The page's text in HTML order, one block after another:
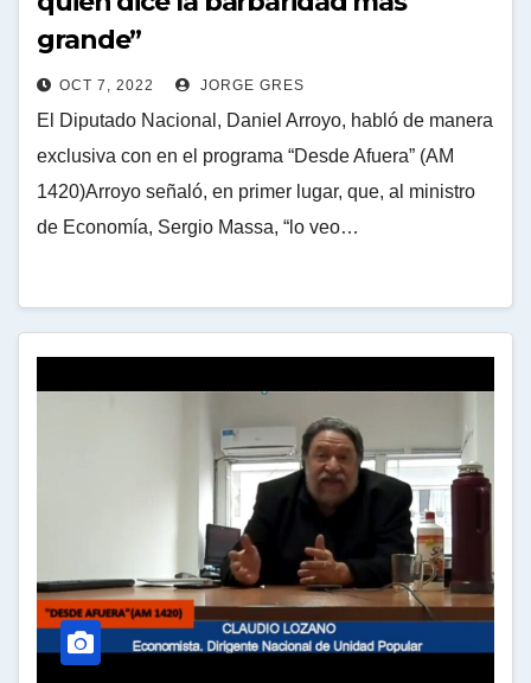
grande”
OCT 7, 2022 JORGE GRES
El Diputado Nacional, Daniel Arroyo, habló de manera
exclusiva con en el programa “Desde Afuera” (AM
1420)Arroyo señaló, en primer lugar, que, al ministro
de Economía, Sergio Massa, “lo veo…